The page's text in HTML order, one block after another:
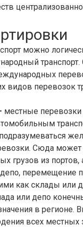
можно
видов перевозок
местные
Сюда может
грузов из портов,
перемещение
как склады или
или депо
в регионе.
всех местных